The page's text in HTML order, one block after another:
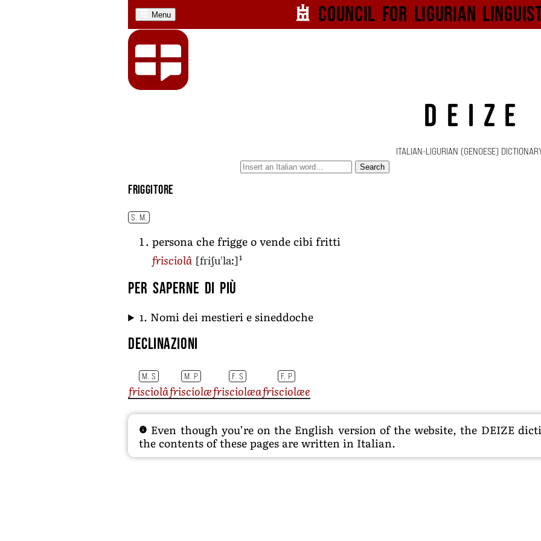
Menu Council for Ligurian
DEIZE
ITALIAN-LIGURIAN (GENOESE)
Search
friggitore
S. M.
persona che frigge o vende cibi fritti
frisciolâ [friʃuˈlaː]1
Per saperne di più
1. Nomi dei mestieri e sineddoche
Declinazioni
M. S M. P F. S F. P
frisciolâfrisciolæfrisciolæafrisciolæe
Even though you’re on the English version of the website, the DEIZE
the contents of these pages are written in Italian.